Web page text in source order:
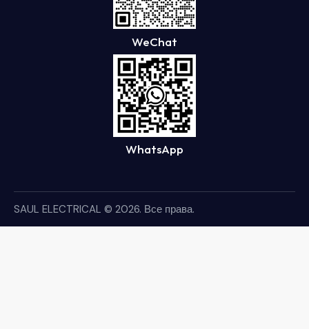
WeChat
WhatsApp
SAUL ELECTRICAL © 2026. Все права.